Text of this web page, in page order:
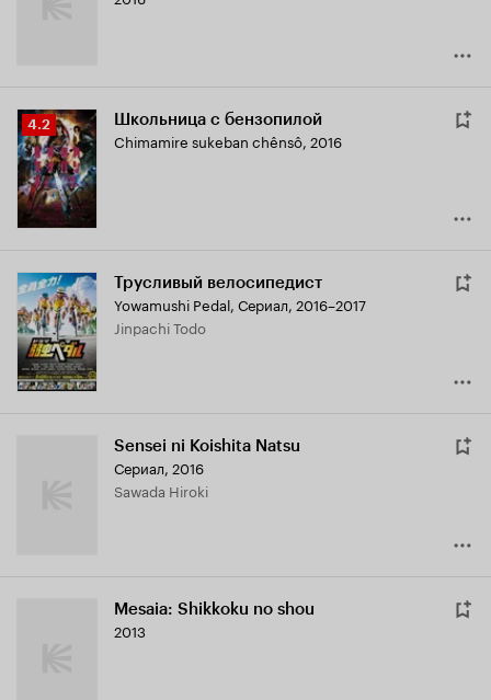
Рейтинг
Кинопоиска
4.2
4.2 Школьница с бензопилой
Chimamire sukeban chênsô, 2016
Трусливый велосипедист
Yowamushi Pedal, Сериал, 2016–2017
Jinpachi Todo
Sensei ni Koishita Natsu
Сериал, 2016
Sawada Hiroki
Mesaia: Shikkoku no shou
2013